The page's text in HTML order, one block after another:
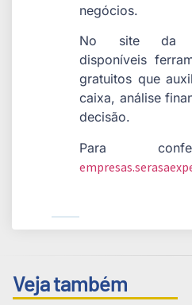
negócios.
No site da
disponíveis
gratuitos que
caixa, análise
decisão.
Para
Veja também